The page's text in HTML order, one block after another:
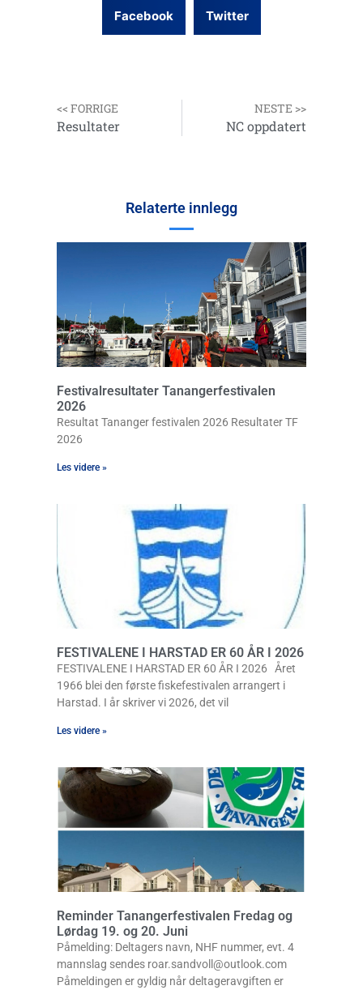
Facebook Twitter
<< FORRIGE
Resultater
NESTE >>
NC oppdatert
Relaterte innlegg
Festivalresultater Tanangerfestivalen
2026
Resultat Tananger festivalen 2026 Resultater TF
2026
Les videre »
FESTIVALENE I HARSTAD ER 60 ÅR I 2026
FESTIVALENE I HARSTAD ER 60 ÅR I 2026 Året
1966 blei den første fiskefestivalen arrangert i
Harstad. I år skriver vi 2026, det vil
Les videre »
Reminder Tanangerfestivalen Fredag og
Lørdag 19. og 20. Juni
Påmelding: Deltagers navn, NHF nummer, evt. 4
mannslag sendes roar.sandvoll@outlook.com
Påmeldingen er gyldig når deltageravgiften er